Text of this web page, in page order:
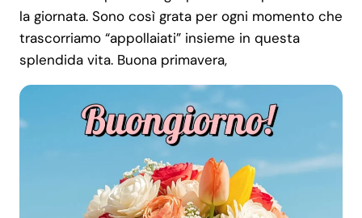
la giornata. Sono così grata per ogni momento che
trascorriamo “appollaiati” insieme in questa
splendida vita. Buona primavera,